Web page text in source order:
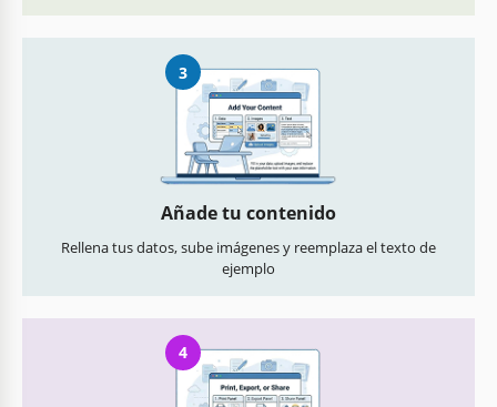
3
Añade tu contenido
Rellena tus datos, sube imágenes y reemplaza el texto de
ejemplo
4